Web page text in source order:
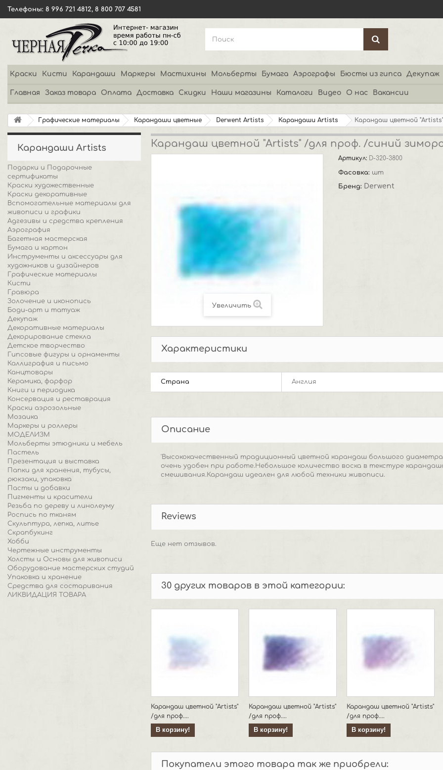
Телефоны: 8 996 721 4812, 8 800 707 4581
Краски Кисти Карандаши Маркеры Мастихины Мольберты Бумага Аэрографы Бюсты из гипса Декупаж
Главная Заказ товара Оплата Доставка Скидки Наши магазины Каталоги Видео О нас Вакансии
Графические материалы Карандаши цветные Derwent Artists Карандаши Artists Карандаш цветной
Карандаши Artists
Подарки и Подарочные
сертификаты
Краски художественные
Краски декоративные
Вспомогательные материалы для
живописи и графики
Адгезивы и средства крепления
Аэрография
Багетная мастерская
Бумага и картон
Инструменты и аксессуары для
художников и дизайнеров
Графические материалы
Кисти
Гравюра
Золочение и иконопись
Боди-арт и татуаж
Декупаж
Декоративные материалы
Декорирование стекла
Детское творчество
Гипсовые фигуры и орнаменты
Каллиграфия и письмо
Канцтовары
Керамика, фарфор
Книги и периодика
Консервация и реставрация
Краски аэрозольные
Мозаика
Маркеры и роллеры
МОДЕЛИЗМ
Мольберты этюдники и мебель
Пастель
Презентация и выставка
Папки для хранения, тубусы,
рюкзаки, упаковка
Пасты и добавки
Пигменты и красители
Резьба по дереву и линолеуму
Роспись по тканям
Скульптура, лепка, литье
Скрапбукинг
Хобби
Чертежные инструменты
Холсты и Основы для живописи
Оборудование мастерских студий
Упаковка и хранение
Средства для состаривания
ЛИКВИДАЦИЯ ТОВАРА
Карандаш цветной "Artists" /для проф. /синий
Увеличить
Артикул: D-320-3800
Фасовка: шт
Бренд: Derwent
Характеристики
Страна Англия
Описание
'Высококачественный традиционный цветной карандаш большого
очень удобен при работе.Небольшое количество воска в текстуре
смешивания.Карандаш идеален для любой техники живописи.
Reviews
Еще нет отзывов.
30 других товаров в этой категории:
Карандаш цветной "Artists"
/для проф....
В корзину!
Карандаш цветной "Artists"
/для проф....
В корзину!
Карандаш цветной "Artists"
/для проф....
В корзину!
Покупатели этого товара так же приобрели: